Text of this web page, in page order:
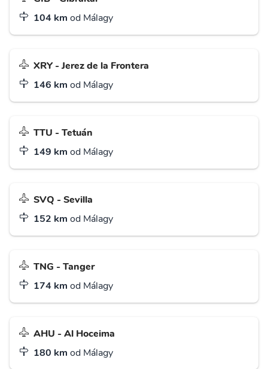
104 km od Málagy
XRY - Jerez de la Frontera
146 km od Málagy
TTU - Tetuán
149 km od Málagy
SVQ - Sevilla
152 km od Málagy
TNG - Tanger
174 km od Málagy
AHU - Al Hoceima
180 km od Málagy